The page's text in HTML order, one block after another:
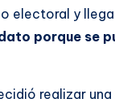
electoral y
porque se
realizar